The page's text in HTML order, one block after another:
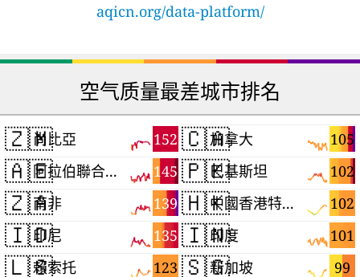
aqicn.org/data-platform/
空气质量最差城市排名
🇿🇲 152
尚比亞
🇦🇪 145
阿拉伯聯合大公國
🇿🇦 139
南非
🇮🇩 135
印尼
🇱🇸 123
賴索托
🇨🇦 105
加拿大
🇵🇰 102
巴基斯坦
🇭🇰 102
中國香港特別行政區
🇮🇳 101
印度
🇸🇬 99
新加坡